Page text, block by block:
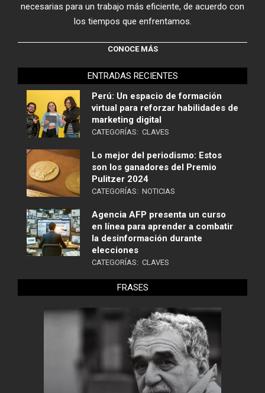
necesarias para un trabajo más eficiente, de acuerdo con
los tiempos que enfrentamos.
CONOCE MÁS
ENTRADAS RECIENTES
Perú: Un espacio de formación
virtual para reforzar habilidades de
marketing digital
CATEGORÍAS: CLAVES
Lo mejor del periodismo: Estos
son los ganadores del Premio
Pulitzer 2024
CATEGORÍAS: NOTICIAS
Agencia AFP presenta un curso
en línea para aprender a combatir
la desinformación durante
elecciones
CATEGORÍAS: CLAVES
FRASES